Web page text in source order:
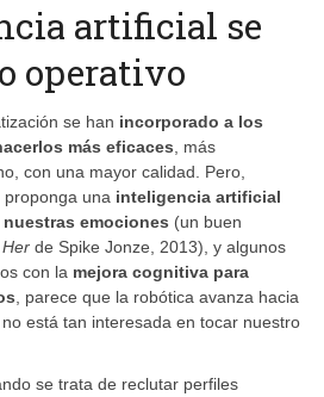
artificial se
operativo
se han incorporado a los
más eficaces , más
con una mayor calidad. Pero,
una inteligencia artificial
emociones (un buen
Her de Spike Jonze, 2013), y algunos
con la mejora cognitiva para
, parece que la robótica avanza hacia
está tan interesada en tocar nuestro
se trata de reclutar perfiles